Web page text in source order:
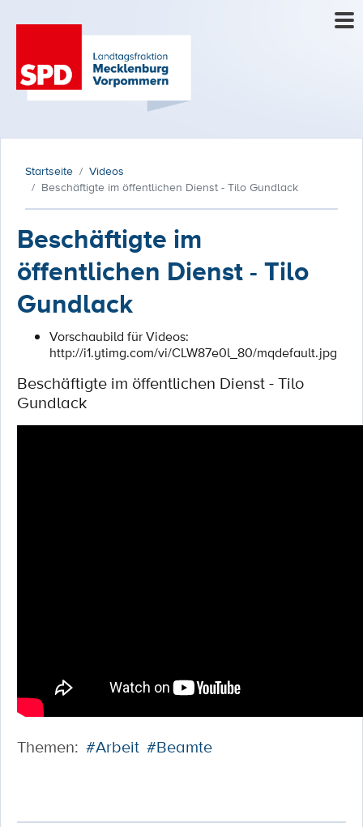
Startseite
Videos
Beschäftigte im öffentlichen Dienst - Tilo Gundlack
Beschäftigte im
öffentlichen Dienst - Tilo
Gundlack
Vorschaubild für Videos:
http://i1.ytimg.com/vi/CLW87e0l_80/mqdefault.jpg
Beschäftigte im öffentlichen Dienst - Tilo
Gundlack
Themen: #Arbeit #Beamte